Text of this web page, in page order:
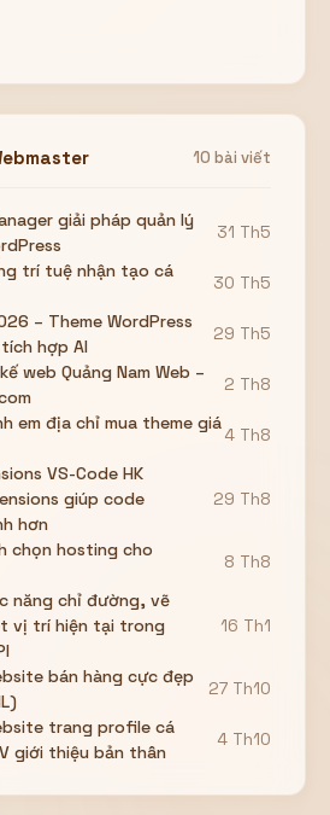
10 bài viết
giải pháp quản lý
31 Th5
trí tuệ nhận tạo cá
30 Th5
– Theme WordPress
hợp AI
29 Th5
web Quảng Nam Web –
2 Th8
em địa chỉ mua theme giá
4 Th8
VS-Code HK
giúp code
hơn
29 Th8
chọn hosting cho
8 Th8
năng chỉ đường, vẽ
vị trí hiện tại trong
16 Th1
bán hàng cực đẹp
27 Th10
trang profile cá
giới thiệu bản thân
4 Th10